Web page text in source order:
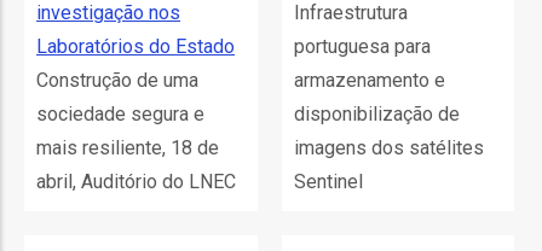
investigação nos
Laboratórios do Estado
Construção de uma
sociedade segura e
mais resiliente, 18 de
abril, Auditório do LNEC
Infraestrutura
portuguesa para
armazenamento e
disponibilização de
imagens dos satélites
Sentinel